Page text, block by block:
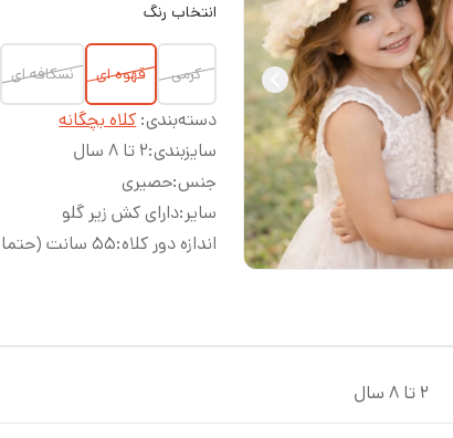
انتخاب رنگ
کرمی قهوه ای نسکافه ای
دسته‌بندی:کلاه بچگانه
سایزبندی:2 تا ۸ سال
جنس:حصیری
سایر:دارای کش زیر گلو
اندازه دور کلاه:۵۵ سانت (حتما چک شود )
2 تا ۸ سال